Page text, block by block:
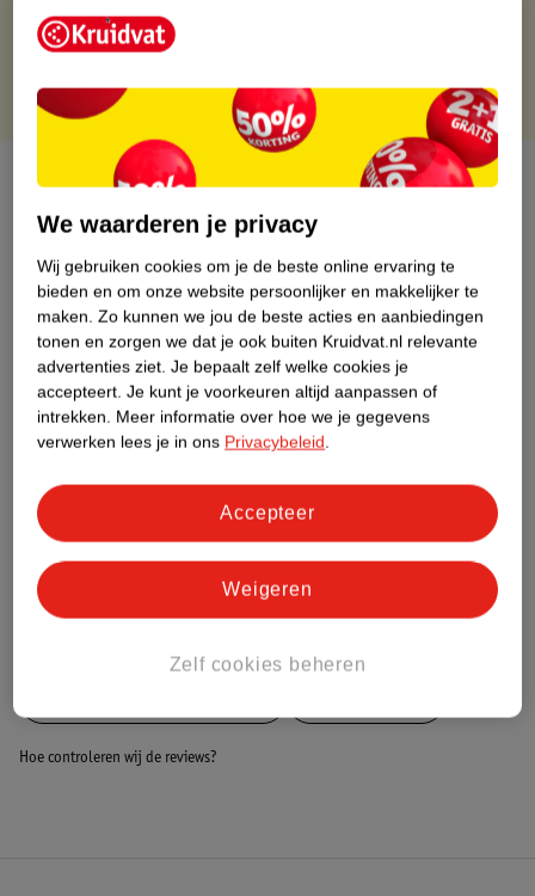
Gratis punten met je Kruidvat kaart
Over dit product
Productinformatie
Etiketinformatie
Nature Impact Score
Dit product heeft (nog) geen Nature
Impact Score.
Bestel & Bezorginformatie
Hoe controleren wij de reviews?
We waarderen je privacy
Wij gebruiken cookies om je de beste online ervaring te
bieden en om onze website persoonlijker en makkelijker te
maken. Zo kunnen we jou de beste acties en aanbiedingen
tonen en zorgen we dat je ook buiten Kruidvat.nl relevante
advertenties ziet. Je bepaalt zelf welke cookies je
accepteert. Je kunt je voorkeuren altijd aanpassen of
intrekken. Meer informatie over hoe we je gegevens
verwerken lees je in ons Privacybeleid.
Zelf cookies beheren
Weigeren
Accepteer